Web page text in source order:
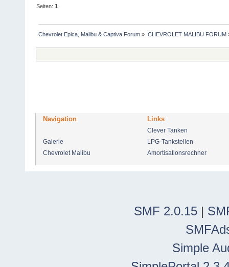
Seiten:1
Chevrolet Epica, Malibu & Captiva Forum » CHEVROLET MALIBU FORUM
Navigation Links
Clever Tanken
Galerie
LPG-Tankstellen
Chevrolet Malibu
Amortisationsrechner
SMF 2.0.15 |
Simple